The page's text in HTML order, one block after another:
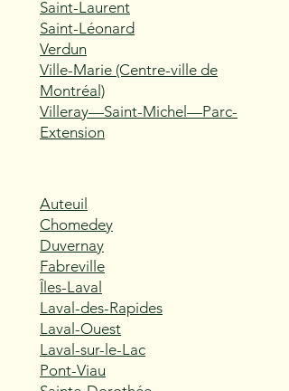
Saint-Laurent
Saint-Léonard
Verdun
Ville-Marie (Centre-ville de
Montréal)
Villeray—Saint-Michel—Parc-
Extension
Auteuil
Chomedey
Duvernay
Fabreville
Îles-Laval
Laval-des-Rapides
Laval-Ouest
Laval-sur-le-Lac
Pont-Viau